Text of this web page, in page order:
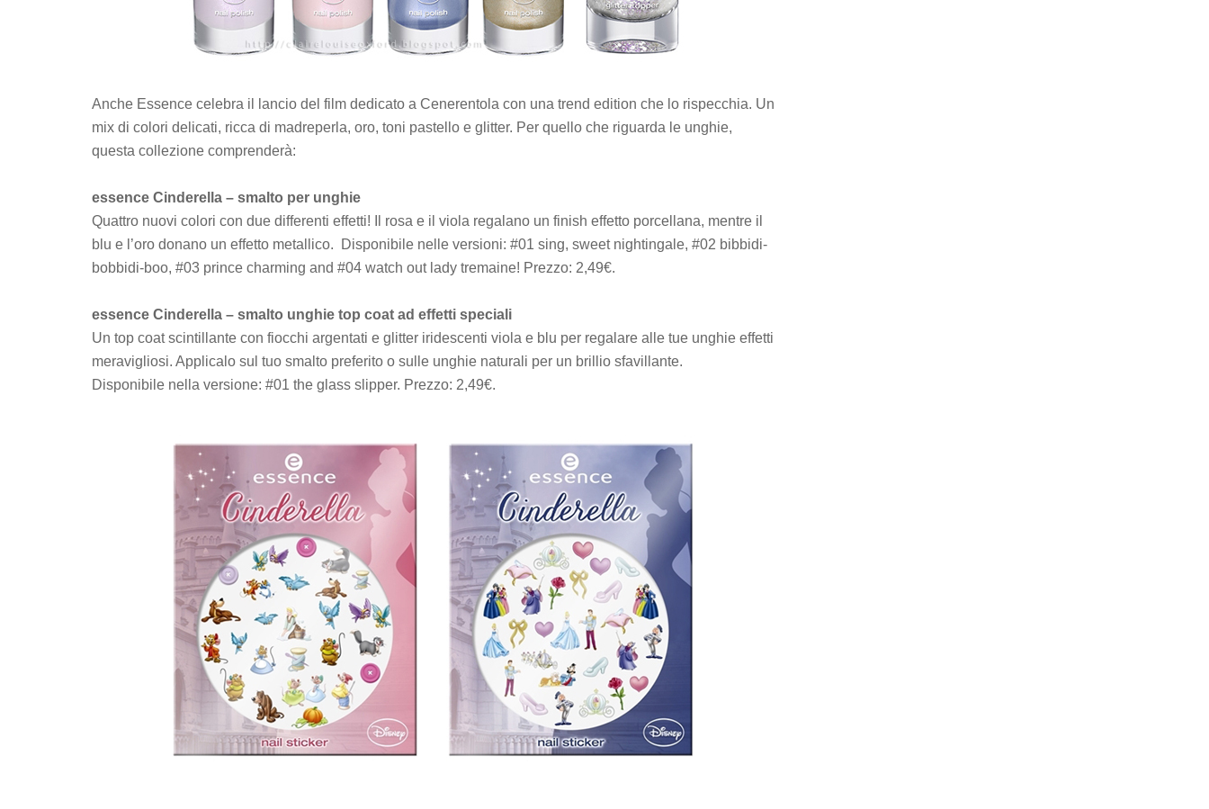
Anche Essence celebra il lancio del film dedicato a Cenerentola con una trend edition che lo rispecchia. Un
mix di colori delicati, ricca di madreperla, oro, toni pastello e glitter. Per quello che riguarda le unghie,
questa collezione comprenderà:
essence Cinderella – smalto per unghie
Quattro nuovi colori con due differenti effetti! Il rosa e il viola regalano un finish effetto porcellana, mentre il
blu e l’oro donano un effetto metallico. Disponibile nelle versioni: #01 sing, sweet nightingale, #02 bibbidi-
bobbidi-boo, #03 prince charming and #04 watch out lady tremaine! Prezzo: 2,49€.
essence Cinderella – smalto unghie top coat ad effetti speciali
Un top coat scintillante con fiocchi argentati e glitter iridescenti viola e blu per regalare alle tue unghie effetti
meravigliosi. Applicalo sul tuo smalto preferito o sulle unghie naturali per un brillio sfavillante.
Disponibile nella versione: #01 the glass slipper. Prezzo: 2,49€.